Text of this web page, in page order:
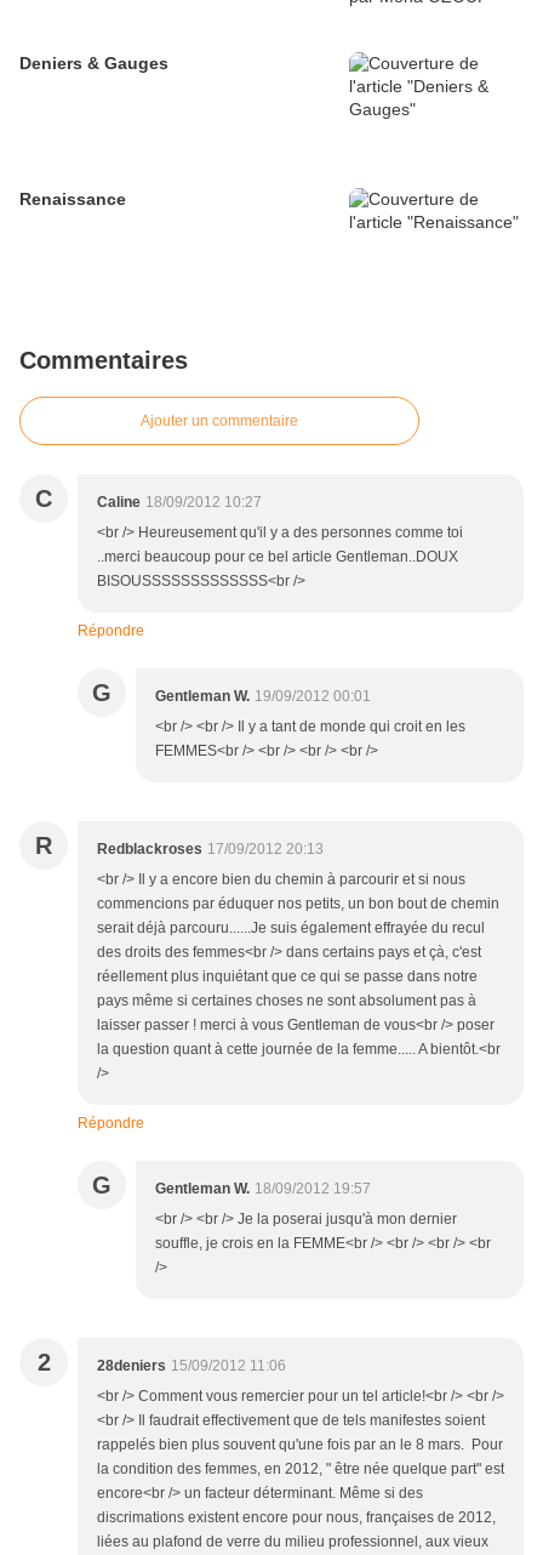
Deniers & Gauges
Renaissance
Commentaires
Ajouter un commentaire
C Caline 18/09/2012 10:27
<br /> Heureusement qu'il y a des personnes comme toi
..merci beaucoup pour ce bel article Gentleman..DOUX
BISOUSSSSSSSSSSSSS<br />
Répondre
G Gentleman W. 19/09/2012 00:01
<br /> <br /> Il y a tant de monde qui croit en les
FEMMES<br /> <br /> <br /> <br />
R Redblackroses 17/09/2012 20:13
<br /> Il y a encore bien du chemin à parcourir et si nous
commencions par éduquer nos petits, un bon bout de chemin
serait déjà parcouru......Je suis également effrayée du recul
des droits des femmes<br /> dans certains pays et çà, c'est
réellement plus inquiétant que ce qui se passe dans notre
pays même si certaines choses ne sont absolument pas à
laisser passer ! merci à vous Gentleman de vous<br /> poser
la question quant à cette journée de la femme..... A bientôt.<br
/>
Répondre
G Gentleman W. 18/09/2012 19:57
<br /> <br /> Je la poserai jusqu'à mon dernier
souffle, je crois en la FEMME<br /> <br /> <br /> <br
/>
2 28deniers 15/09/2012 11:06
<br /> Comment vous remercier pour un tel article!<br /> <br />
<br /> Il faudrait effectivement que de tels manifestes soient
rappelés bien plus souvent qu'une fois par an le 8 mars. Pour
la condition des femmes, en 2012, " être née quelque part" est
encore<br /> un facteur déterminant. Même si des
discrimations existent encore pour nous, françaises de 2012,
liées au plafond de verre du milieu professionnel, aux vieux